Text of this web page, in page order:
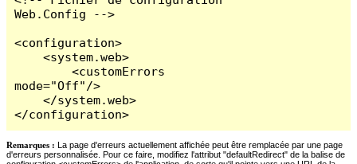
Web.Config -->
<configuration>
    <system.web>
        <customErrors
mode="Off"/>
    </system.web>
</configuration>
Remarques : La page d'erreurs actuellement affichée peut être remplacée par une page
d'erreurs personnalisée. Pour ce faire, modifiez l'attribut "defaultRedirect" de la balise de